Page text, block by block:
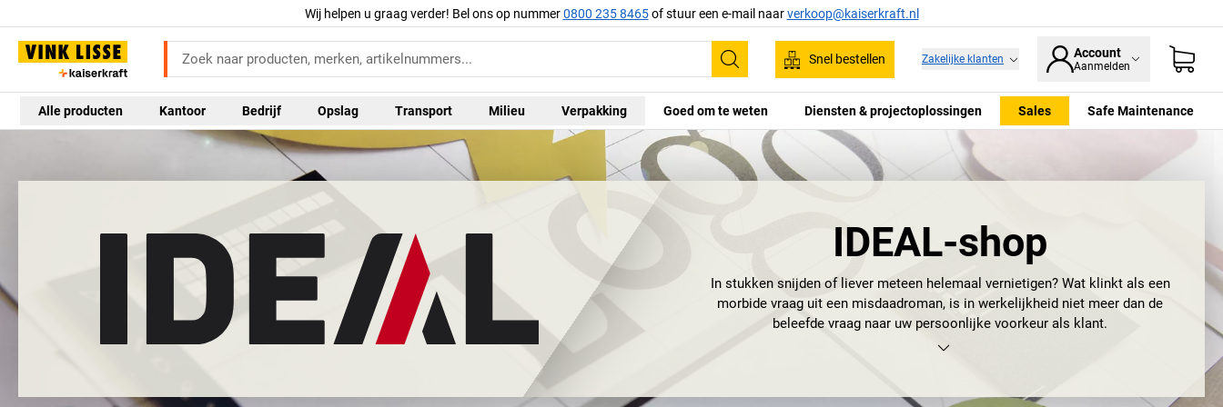
Wij helpen u graag verder! Bel ons op nummer0800 235 8465of stuur een e-mail naarverkoop@kaiserkraft.nl
Zoeken
Snel bestellen Zakelijke klanten Account
Aanmelden
Alle producten Kantoor Bedrijf Opslag Transport Milieu Verpakking Goed om te weten Diensten & projectoplossingen Sales Safe Maintenance
IDEAL-shop
In stukken snijden of liever meteen helemaal vernietigen? Wat klinkt als een
morbide vraag uit een misdaadroman, is in werkelijkheid niet meer dan de
beleefde vraag naar uw persoonlijke voorkeur als klant.
Want of u uw documenten nu in stukken wilt snijden of wilt vernietigen, IDEAL